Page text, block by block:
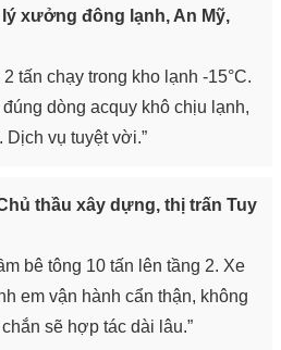
xưởng đông lạnh, An Mỹ,
tấn chạy trong kho lạnh -15°C.
dòng acquy khô chịu lạnh,
Dịch vụ tuyệt vời.”
thầu xây dựng, thị trấn Tuy
bê tông 10 tấn lên tầng 2. Xe
em vận hành cẩn thận, không
sẽ hợp tác dài lâu.”